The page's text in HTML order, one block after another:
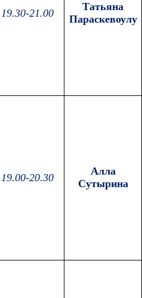
19.30-21.00
Татьяна
Параскевоулу
19.00-20.30
Алла
Сутырина